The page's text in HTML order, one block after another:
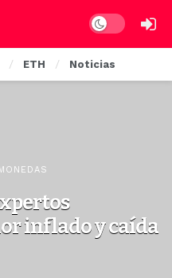
Dark mode
ETH Noticias
inflado y caída